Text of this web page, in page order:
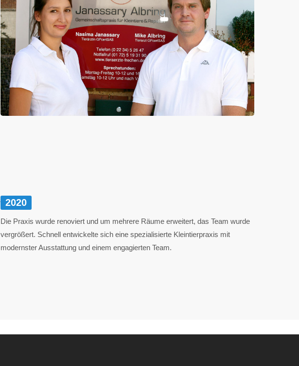
2020
Die Praxis wurde renoviert und um mehrere Räume erweitert, das Team wurde
vergrößert. Schnell entwickelte sich eine spezialisierte Kleintierpraxis mit
modernster Ausstattung und einem engagierten Team.